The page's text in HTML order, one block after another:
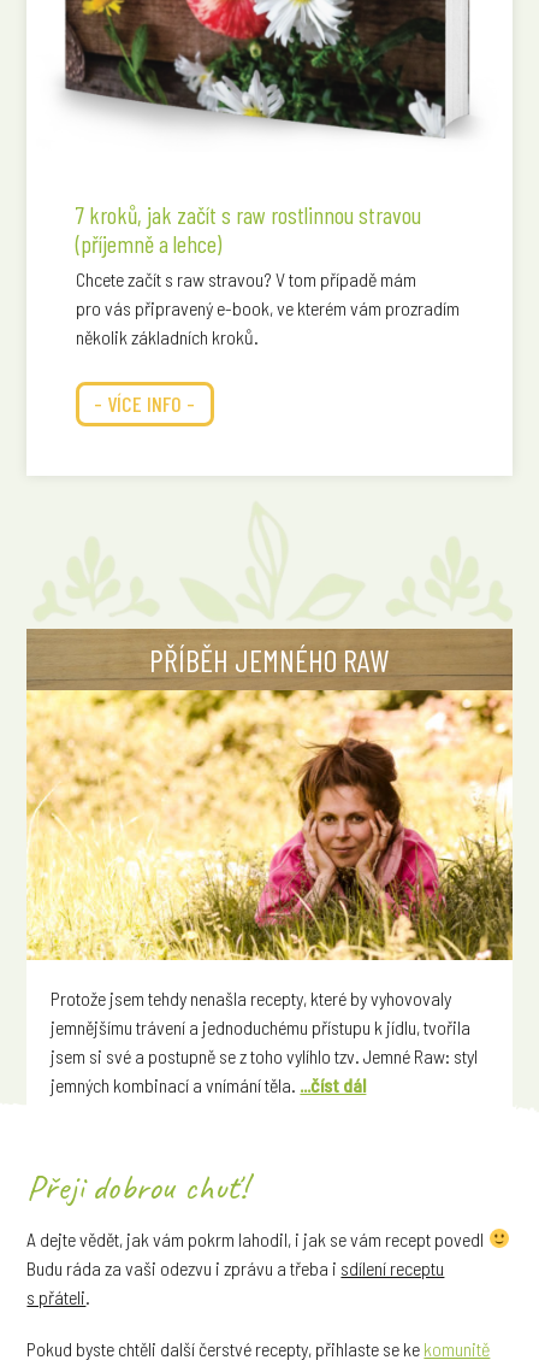
7 kroků, jak začít s raw rostlinnou stravou
(příjemně a lehce)
Chcete začít s raw stravou? V tom případě mám
pro vás připravený e-book, ve kterém vám prozradím
několik základních kroků.
- VÍCE INFO -
PŘÍBĚH JEMNÉHO RAW
Protože jsem tehdy nenašla recepty, které by vyhovovaly
jemnějšímu trávení a jednoduchému přístupu k jídlu, tvořila
jsem si své a postupně se z toho vylíhlo tzv. Jemné Raw: styl
jemných kombinací a vnímání těla. ...číst dál
Přeji dobrou chuť!
A dejte vědět, jak vám pokrm lahodil, i jak se vám recept povedl
Budu ráda za vaši odezvu i zprávu a třeba i sdílení receptu
s přáteli.
Pokud byste chtěli další čerstvé recepty, přihlaste se ke komunitě